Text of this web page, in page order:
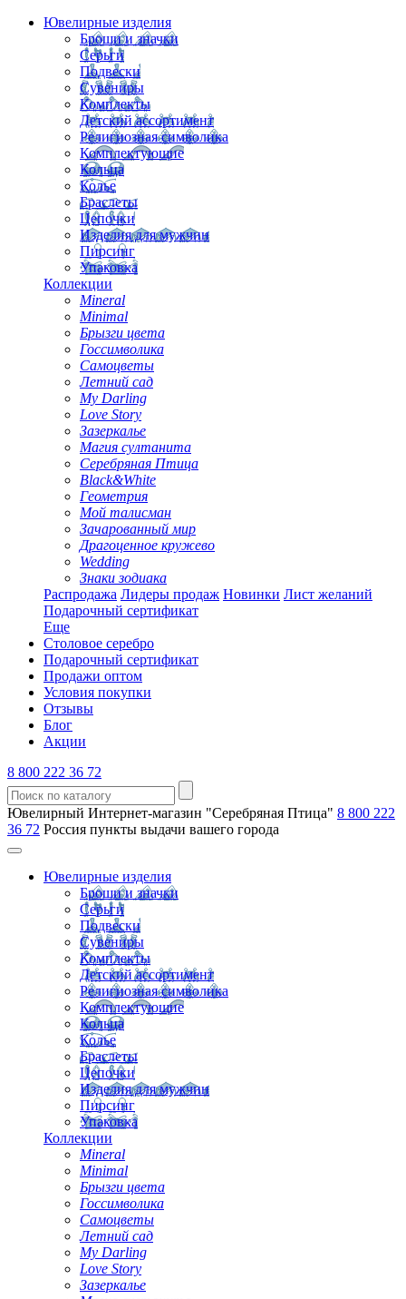
Ювелирные изделия
Броши и значки
Серьги
Подвески
Сувениры
Комплекты
Детский ассортимент
Религиозная символика
Комплектующие
Кольца
Колье
Браслеты
Цепочки
Изделия для мужчин
Пирсинг
Упаковка
Коллекции
Mineral
Minimal
Брызги цвета
Госсимволика
Самоцветы
Летний сад
My Darling
Love Story
Зазеркалье
Магия султанита
Серебряная Птица
Black&White
Геометрия
Мой талисман
Зачарованный мир
Драгоценное кружево
Wedding
Знаки зодиака
Распродажа Лидеры продаж Новинки Лист желаний
Подарочный сертификат
Еще
Столовое серебро
Подарочный сертификат
Продажи оптом
Условия покупки
Отзывы
Блог
Акции
8 800 222 36 72
Ювелирный Интернет-магазин "Серебряная Птица" 8 800 222
36 72 Россия пункты выдачи вашего города
Ювелирные изделия
Броши и значки
Серьги
Подвески
Сувениры
Комплекты
Детский ассортимент
Религиозная символика
Комплектующие
Кольца
Колье
Браслеты
Цепочки
Изделия для мужчин
Пирсинг
Упаковка
Коллекции
Mineral
Minimal
Брызги цвета
Госсимволика
Самоцветы
Летний сад
My Darling
Love Story
Зазеркалье